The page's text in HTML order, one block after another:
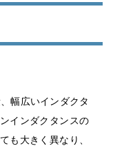
幅広いインダクタ
インダクタンスの
も大きく異なり、